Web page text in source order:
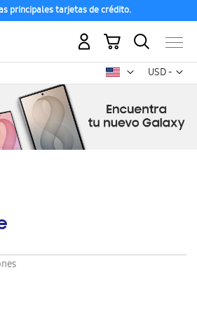
principales tarjetas de crédito.
USD -
dólar
Mi carrito